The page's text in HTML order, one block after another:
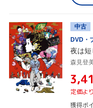
中古
DVD・
夜は
定価よ
獲得ポ